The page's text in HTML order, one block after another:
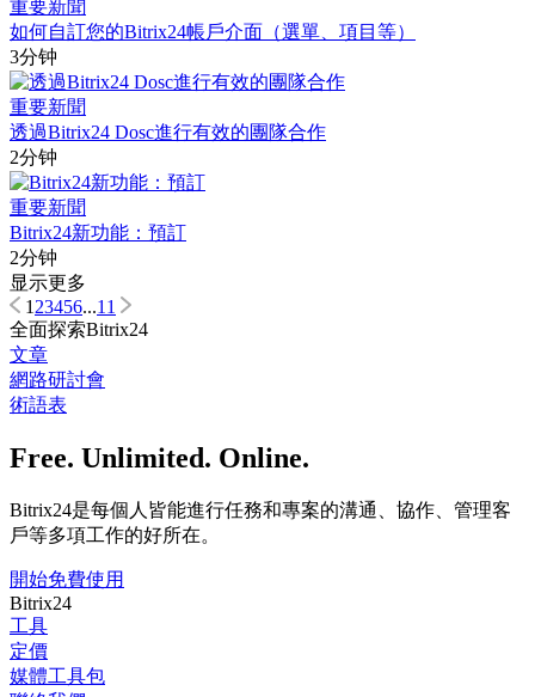
重要新聞
如何自訂您的Bitrix24帳戶介面（選單、項目等）
3分钟
重要新聞
透過Bitrix24 Dosc進行有效的團隊合作
2分钟
重要新聞
Bitrix24新功能：預訂
2分钟
显示更多
123456...11
全面探索Bitrix24
文章
網路研討會
術語表
Free. Unlimited. Online.
Bitrix24是每個人皆能進行任務和專案的溝通、協作、管理客
戶等多項工作的好所在。
開始免費使用
Bitrix24
工具
定價
媒體工具包